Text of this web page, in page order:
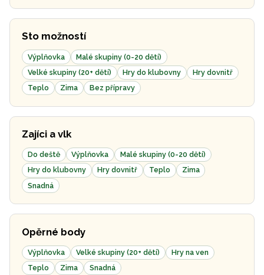
Sto možností
Výplňovka
Malé skupiny (0-20 dětí)
Velké skupiny (20+ dětí)
Hry do klubovny
Hry dovnitř
Teplo
Zima Bez přípravy
Zajíci a vlk
Do deště Výplňovka
Malé skupiny (0-20 dětí)
Hry do klubovny
Hry dovnitř Teplo
Zima
Snadná
Opěrné body
Výplňovka Velké skupiny (20+ dětí)
Hry na ven
Teplo
Zima Snadná